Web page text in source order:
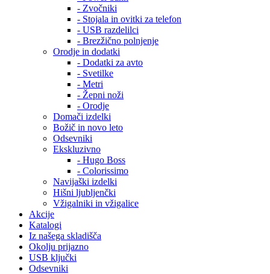
- Zvočniki
- Stojala in ovitki za telefon
- USB razdelilci
- Brezžično polnjenje
Orodje in dodatki
- Dodatki za avto
- Svetilke
- Metri
- Žepni noži
- Orodje
Domači izdelki
Božič in novo leto
Odsevniki
Ekskluzivno
- Hugo Boss
- Colorissimo
Navijaški izdelki
Hišni ljubljenčki
Vžigalniki in vžigalice
Akcije
Katalogi
Iz našega skladišča
Okolju prijazno
USB ključki
Odsevniki